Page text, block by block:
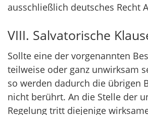
ausschließlich deutsches Recht
VIII. Salvatorische
Sollte eine der vorgenannten
teilweise oder ganz unwirksam
so werden dadurch die übrigen
nicht berührt. An die Stelle der
Regelung tritt diejenige